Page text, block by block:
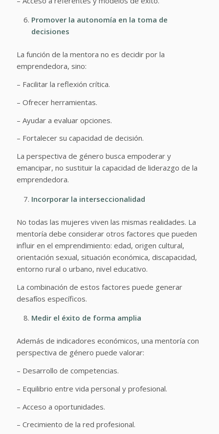
Promover la autonomía en la toma de
decisiones
La función de la mentora no es decidir por la
emprendedora, sino:
– Facilitar la reflexión crítica.
– Ofrecer herramientas.
– Ayudar a evaluar opciones.
– Fortalecer su capacidad de decisión.
La perspectiva de género busca empoderar y
emancipar, no sustituir la capacidad de liderazgo de la
emprendedora.
Incorporar la interseccionalidad
No todas las mujeres viven las mismas realidades. La
mentoría debe considerar otros factores que pueden
influir en el emprendimiento: edad, origen cultural,
orientación sexual, situación económica, discapacidad,
entorno rural o urbano, nivel educativo.
La combinación de estos factores puede generar
desafíos específicos.
Medir el éxito de forma amplia
Además de indicadores económicos, una mentoría con
perspectiva de género puede valorar:
– Desarrollo de competencias.
– Equilibrio entre vida personal y profesional.
– Acceso a oportunidades.
– Crecimiento de la red profesional.